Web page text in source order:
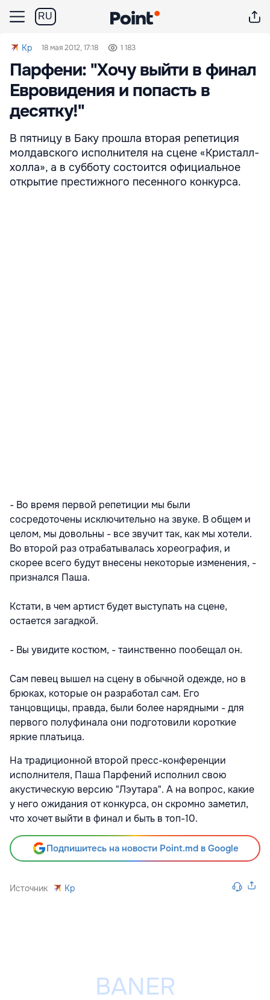
RU
Kp 18 мая 2012, 17:18 1 183
Парфени: "Хочу выйти в финал
Евровидения и попасть в
десятку!"
В пятницу в Баку прошла вторая репетиция
молдавского исполнителя на сцене «Кристалл-
холла», а в субботу состоится официальное
открытие престижного песенного конкурса.
- Во время первой репетиции мы были
сосредоточены исключительно на звуке. В общем и
целом, мы довольны - все звучит так, как мы хотели.
Во второй раз отрабатывалась хореография, и
скорее всего будут внесены некоторые изменения, -
признался Паша.
Кстати, в чем артист будет выступать на сцене,
остается загадкой.
- Вы увидите костюм, - таинственно пообещал он.
Сам певец вышел на сцену в обычной одежде, но в
брюках, которые он разработал сам. Его
танцовщицы, правда, были более нарядными - для
первого полуфинала они подготовили короткие
яркие платьица.
На традиционной второй пресс-конференции
исполнителя, Паша Парфений исполнил свою
акустическую версию "Лэутара". А на вопрос, какие
у него ожидания от конкурса, он скромно заметил,
что хочет выйти в финал и быть в топ-10.
Подпишитесь на новости Point.md в Google
Источник Kp